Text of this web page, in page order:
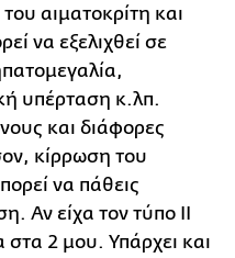
αιματοκρίτη και
να εξελιχθεί σε
υπέρταση κ.λπ.
και διάφορες
κίρρωση του
να πάθεις
Αν είχα τον τύπο ΙΙ
2 μου. Υπάρχει και